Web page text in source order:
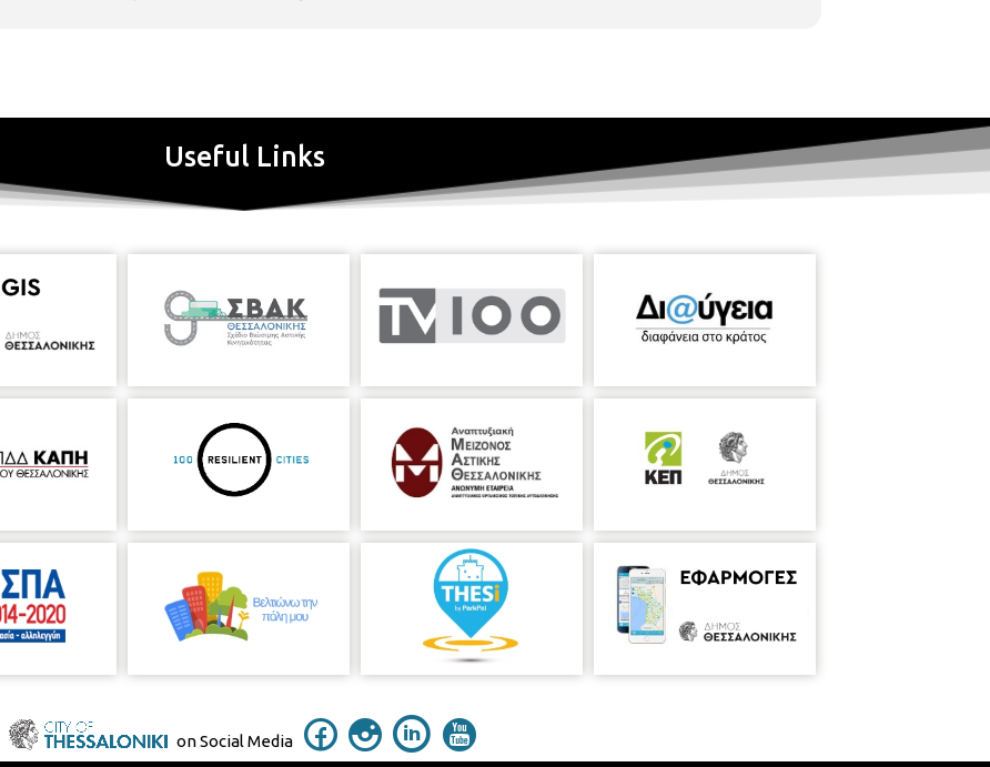
Useful Links
on Social Media